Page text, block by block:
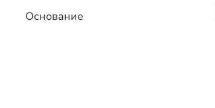
Основание